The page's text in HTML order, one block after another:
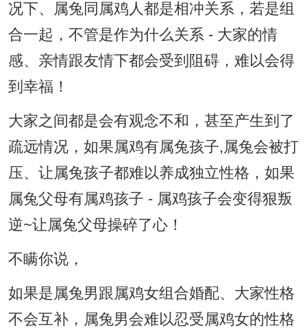
况下、属兔同属鸡人都是相冲关系，若是组
合一起，不管是作为什么关系 - 大家的情
感、亲情跟友情下都会受到阻碍，难以会得
到幸福！
大家之间都是会有观念不和，甚至产生到了
疏远情况，如果属鸡有属兔孩子,属兔会被打
压、让属兔孩子都难以养成独立性格，如果
属兔父母有属鸡孩子 - 属鸡孩子会变得狠叛
逆~让属兔父母操碎了心！
不瞒你说，
如果是属兔男跟属鸡女组合婚配、大家性格
不会互补，属兔男会难以忍受属鸡女的性格